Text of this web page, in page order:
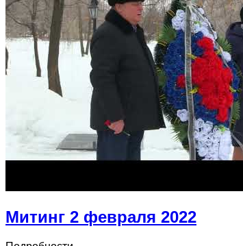
Митинг 2 февраля 2022